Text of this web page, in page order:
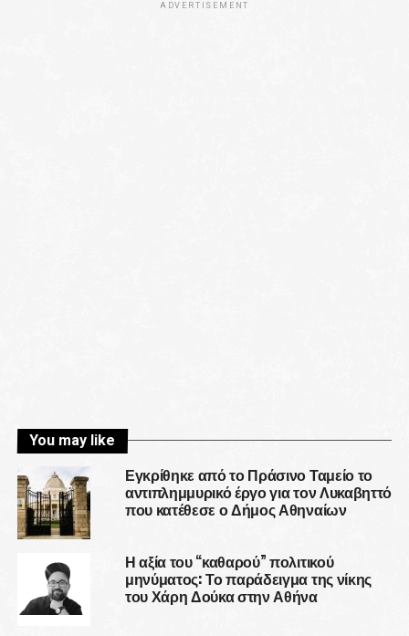
ADVERTISEMENT
You may like
Εγκρίθηκε από το Πράσινο Ταμείο το
αντιπλημμυρικό έργο για τον Λυκαβηττό
που κατέθεσε ο Δήμος Αθηναίων
Η αξία του “καθαρού” πολιτικού
μηνύματος: Το παράδειγμα της νίκης
του Χάρη Δούκα στην Αθήνα